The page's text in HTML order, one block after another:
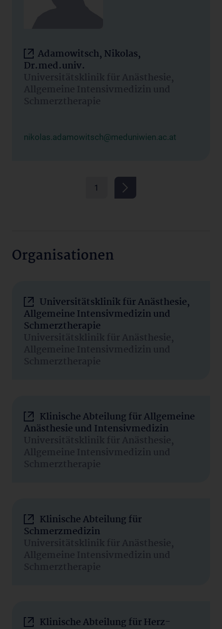
Adamowitsch, Nikolas,
Dr.med.univ.
Universitätsklinik für Anästhesie,
Allgemeine Intensivmedizin und
Schmerztherapie
nikolas.adamowitsch@meduniwien.ac.at
1
Organisationen
Universitätsklinik für Anästhesie,
Allgemeine Intensivmedizin und
Schmerztherapie
Universitätsklinik für Anästhesie,
Allgemeine Intensivmedizin und
Schmerztherapie
Klinische Abteilung für Allgemeine
Anästhesie und Intensivmedizin
Universitätsklinik für Anästhesie,
Allgemeine Intensivmedizin und
Schmerztherapie
Klinische Abteilung für
Schmerzmedizin
Universitätsklinik für Anästhesie,
Allgemeine Intensivmedizin und
Schmerztherapie
Klinische Abteilung für Herz-